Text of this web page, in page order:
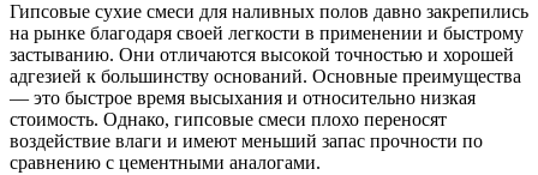
Гипсовые сухие смеси для наливных полов давно закрепились
на рынке благодаря своей легкости в применении и быстрому
застыванию. Они отличаются высокой точностью и хорошей
адгезией к большинству оснований. Основные преимущества
— это быстрое время высыхания и относительно низкая
стоимость. Однако, гипсовые смеси плохо переносят
воздействие влаги и имеют меньший запас прочности по
сравнению с цементными аналогами.